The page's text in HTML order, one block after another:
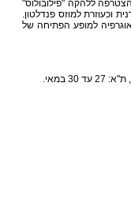
ללהקה "פילובולוס"
ל"מומיקס" כרקדנית וכעוזרת למוזס פנדלטון.
למופע הפתיחה של
במאי.